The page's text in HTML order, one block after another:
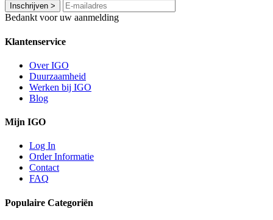
Inschrijven >
Bedankt voor uw aanmelding
Klantenservice
Over IGO
Duurzaamheid
Werken bij IGO
Blog
Mijn IGO
Log In
Order Informatie
Contact
FAQ
Populaire Categoriën